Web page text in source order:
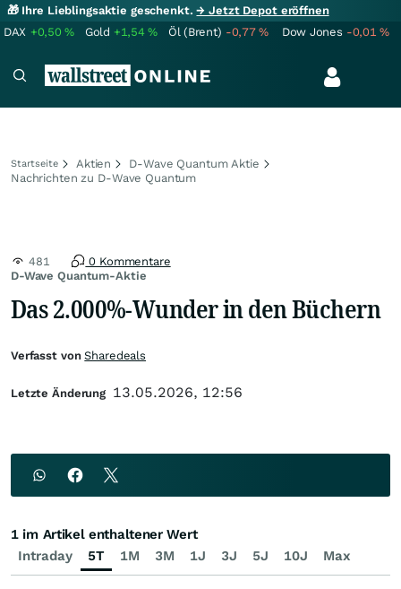
🎁 Ihre Lieblingsaktie geschenkt.→ Jetzt Depot eröffnen
DAX +0,50% Gold +1,54% Öl (Brent) -0,77% Dow Jones -0,01%
Startseite Aktien
D-Wave Quantum Aktie
Nachrichten zu D-Wave Quantum
D-Wave Quantum-Aktie
481 0 Kommentare
Das 2.000%-Wunder in den Büchern
Verfasst vonSharedeals
Letzte Änderung 13.05.2026, 12:56
Intraday 5T 1M 3M 1J 3J 5J 10J Max
1 im Artikel enthaltener Wert